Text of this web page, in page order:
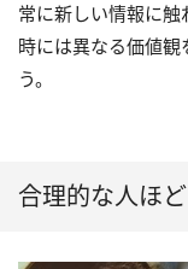
常に新しい情報に触
時には異なる価値
う。
合理的な人ほ